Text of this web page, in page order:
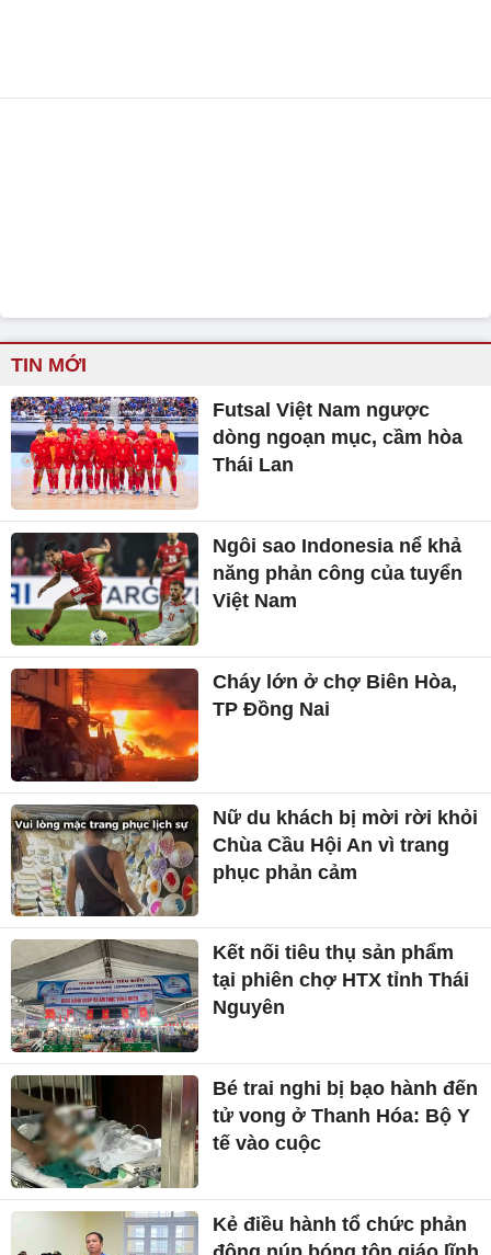
TIN MỚI
Futsal Việt Nam ngược
dòng ngoạn mục, cầm hòa
Thái Lan
Ngôi sao Indonesia nể khả
năng phản công của tuyển
Việt Nam
Cháy lớn ở chợ Biên Hòa,
TP Đồng Nai
Nữ du khách bị mời rời khỏi
Chùa Cầu Hội An vì trang
phục phản cảm
Kết nối tiêu thụ sản phẩm
tại phiên chợ HTX tỉnh Thái
Nguyên
Bé trai nghi bị bạo hành đến
tử vong ở Thanh Hóa: Bộ Y
tế vào cuộc
Kẻ điều hành tổ chức phản